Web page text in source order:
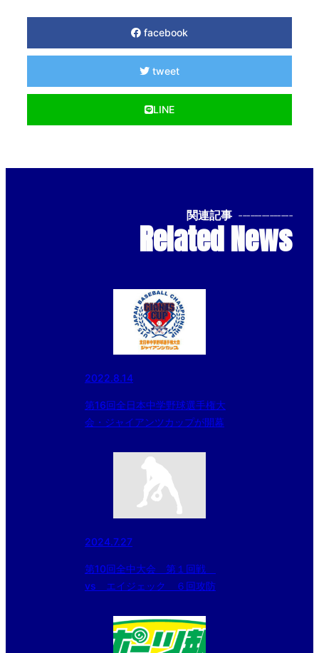
facebook
tweet
LINE
関連記事 --------------
Related News
2022.8.14
第16回全日本中学野球選手権大
会・ジャイアンツカップが開幕
2024.7.27
第10回全中大会 第１回戦
vs エイジェック ６回攻防